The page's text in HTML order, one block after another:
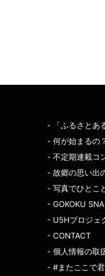
- 「ふるさとあ
- 何が始まるの
- 不定期連載コ
- 故郷の思い出
- 写真でひとこ
- GOKOKU
- U5Hプロジェ
- CONTACT
- 個人情報の取
- #またここで